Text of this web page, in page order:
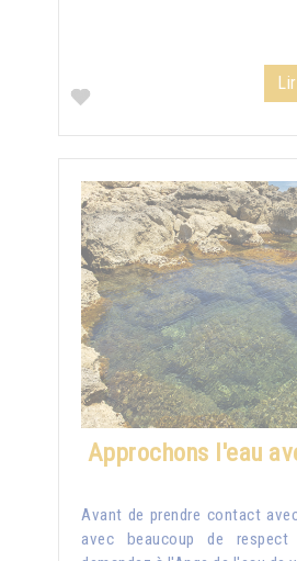
Approchons l'eau
Avant de prendre contact
avec beaucoup de